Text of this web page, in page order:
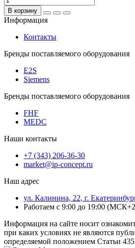
В корзину
Информация
Контакты
Бренды поставляемого оборудования
E2S
Siemens
Бренды поставляемого оборудования
FHF
MEDC
Наши контакты
+7 (343) 206-36-30
market@ip-concept.ru
Наш адрес
ул. Калинина, 22, г.
Работаем с 9:00 до 19:00
Информация на сайте носит
при каких условиях не являются
определяемой положением Статьи